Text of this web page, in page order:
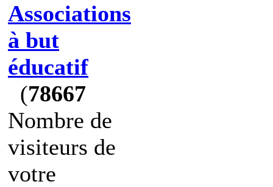
Associations
à but
éducatif
(78667
Nombre de
visiteurs de
votre